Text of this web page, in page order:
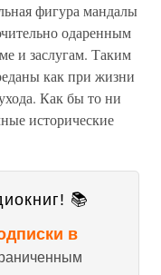
фигура мандалы
одаренным
и заслугам. Таким
как при жизни
Как бы то ни
исторические
📚
в